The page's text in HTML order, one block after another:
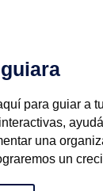
para guiar a
una
un